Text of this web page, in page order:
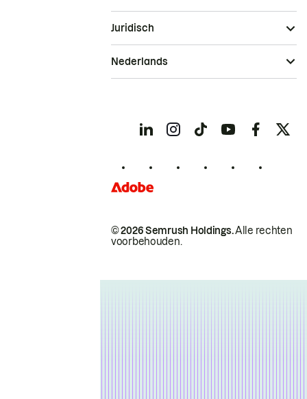
© 2026 Semrush Holdings.Alle rechten
voorbehouden.
Juridisch
Nederlands